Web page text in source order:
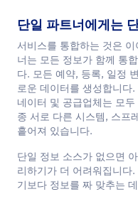
단일 파트너에게는
서비스를 통합하는 것은
너는 모든 정보가 함께 통
다. 모든 예약, 등록, 일정
로운 데이터를 생성합니다
네이터 및 공급업체는 모
종 서로 다른 시스템, 스프
흩어져 있습니다.
단일 정보 소스가 없으면
리하기가 더 어려워집니다
기보다 정보를 짜 맞추는